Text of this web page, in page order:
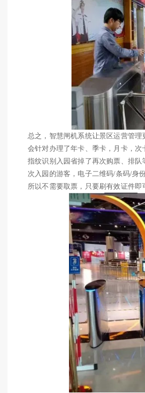
总之，智慧闸机系统让景区运营管
会针对办理了年卡、季卡，月卡，
指纹识别入园省掉了再次购票、排
次入园的游客，电子二维码/条码/身
所以不需要取票，只要刷有效证件